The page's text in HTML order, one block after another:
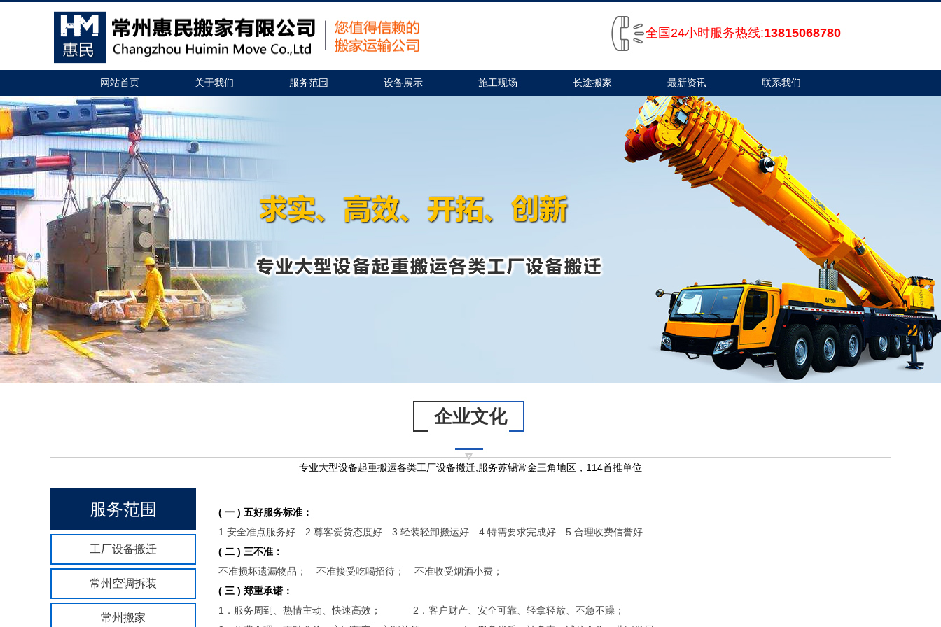
全国24小时服务热线:13815068780
网站首页 关于我们 服务范围 设备展示 施工现场 长途搬家 最新资讯 联系我们
企业文化
专业大型设备起重搬运各类工厂设备搬迁,服务苏锡常金三角地区，114首推单位
服务范围
工厂设备搬迁
常州空调拆装
常州搬家
( 一 ) 五好服务标准：
1 安全准点服务好 2 尊客爱货态度好 3 轻装轻卸搬运好 4 特需要求完成好 5 合理收费信誉好
( 二 ) 三不准：
不准损坏遗漏物品； 不准接受吃喝招待； 不准收受烟酒小费；
( 三 ) 郑重承诺：
1．服务周到、热情主动、快速高效； 2．客户财产、安全可靠、轻拿轻放、不急不躁；